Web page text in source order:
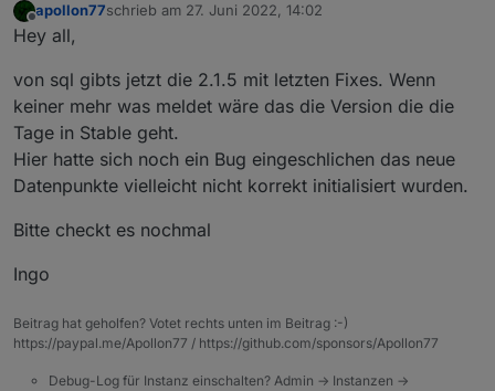
Offline
apollon77schrieb am 27. Juni 2022, 14:02
zuletzt editiert von
Hey all,
von sql gibts jetzt die 2.1.5 mit letzten Fixes. Wenn
keiner mehr was meldet wäre das die Version die die
Tage in Stable geht.
Hier hatte sich noch ein Bug eingeschlichen das neue
Datenpunkte vielleicht nicht korrekt initialisiert wurden.
Bitte checkt es nochmal
Ingo
Beitrag hat geholfen? Votet rechts unten im Beitrag :-)
https://paypal.me/Apollon77 / https://github.com/sponsors/Apollon77
Debug-Log für Instanz einschalten? Admin -> Instanzen ->